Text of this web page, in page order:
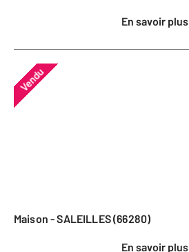
En savoir plus
Vendu
Maison - SALEILLES (66280)
En savoir plus